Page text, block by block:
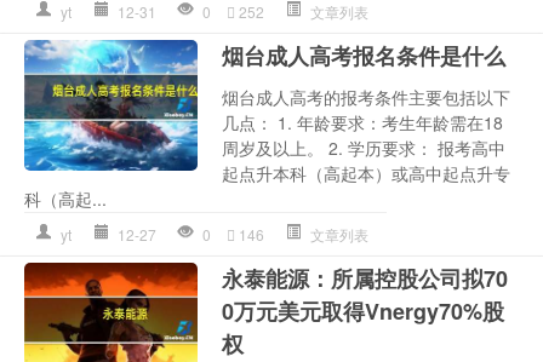
yt 12-31 0 252 文章列表
烟台成人高考报名条件是什么
烟台成人高考的报考条件主要包括以下
几点： 1. 年龄要求：考生年龄需在18
周岁及以上。 2. 学历要求： 报考高中
起点升本科（高起本）或高中起点升专
科（高起...
yt 12-27 0 146 文章列表
永泰能源：所属控股公司拟70
0万元美元取得Vnergy70%股
权